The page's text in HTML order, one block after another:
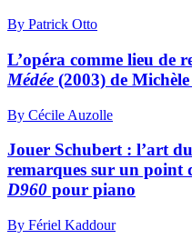
By Patrick Otto
L’opéra comme lieu de
Médée (2003) de
By Cécile Auzolle
Jouer Schubert : l’art
remarques sur un point
D960 pour piano
By Fériel Kaddour